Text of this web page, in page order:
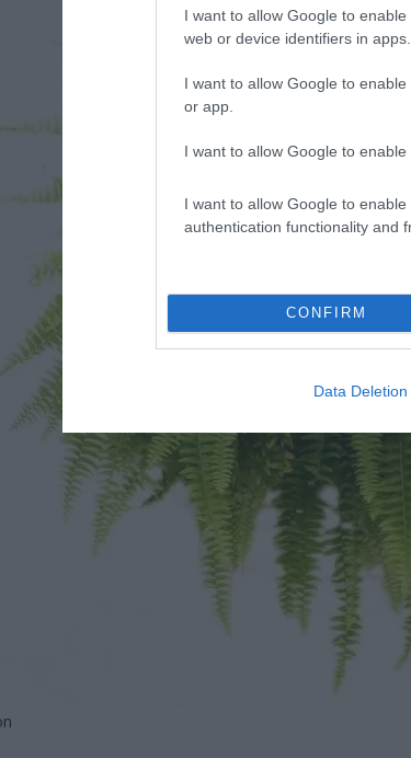
I want to allow Google to
web or device identifiers in apps.
I want to allow Google to
or app.
I want to allow Google to
I want to allow Google to
authentication functionality and
CONFIRM
Data Deletion